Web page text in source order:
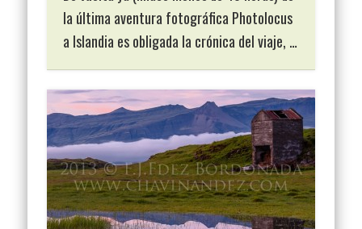
la última aventura fotográfica Photolocus
a Islandia es obligada la crónica del viaje, …